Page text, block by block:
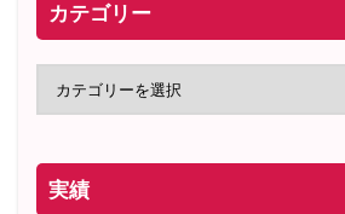
カテゴリー
実績